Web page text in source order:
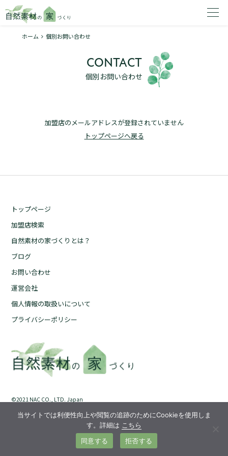
家を建てたいエリアを選択してください。
トップページ
加盟店検索
自然素材の家づくりとは？
ブログ
お問い合わせ
運営会社
個人情報の取扱いについて
プライバシーポリシー
ホーム 個別お問い合わせ
CONTACT
個別お問い合わせ
加盟店のメールアドレスが登録されていません
トップページへ戻る
トップページ
加盟店検索
自然素材の家づくりとは？
ブログ
お問い合わせ
運営会社
個人情報の取扱いについて
プライバシーポリシー
©︎2021 NAC CO., LTD. Japan
当サイトでは利便性向上や閲覧の追跡のためにCookieを使用しま
す。詳細は こちら
同意する
拒否する